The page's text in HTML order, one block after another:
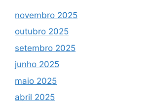
novembro 2025
outubro 2025
setembro 2025
junho 2025
maio 2025
abril 2025